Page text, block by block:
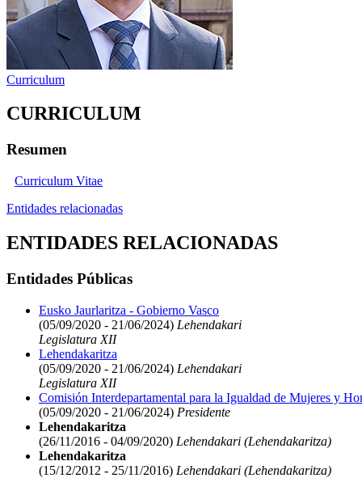
Curriculum
CURRICULUM
Resumen
Curriculum Vitae
Entidades relacionadas
ENTIDADES RELACIONADAS
Entidades Públicas
Eusko Jaurlaritza - Gobierno Vasco
(05/09/2020 - 21/06/2024) Lehendakari
Legislatura XII
Lehendakaritza
(05/09/2020 - 21/06/2024) Lehendakari
Legislatura XII
Comisión Interdepartamental para la Igualdad de Mujeres y
(05/09/2020 - 21/06/2024) Presidente
Lehendakaritza
(26/11/2016 - 04/09/2020) Lehendakari (Lehendakaritza)
Lehendakaritza
(15/12/2012 - 25/11/2016) Lehendakari (Lehendakaritza)